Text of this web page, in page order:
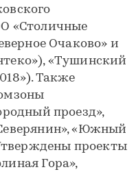
«Столичные
Очаково» и
«Тушинский
Также
проезд»,
«Южный
проекты
Гора»,